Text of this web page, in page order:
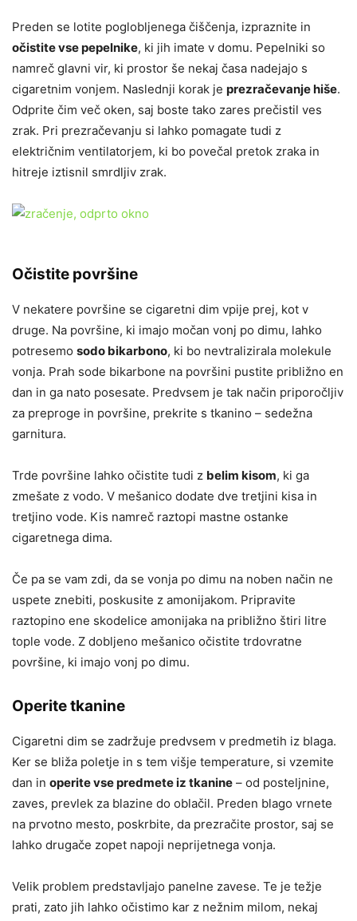
Preden se lotite poglobljenega čiščenja, izpraznite in
očistite vse pepelnike, ki jih imate v domu. Pepelniki so
namreč glavni vir, ki prostor še nekaj časa nadejajo s
cigaretnim vonjem. Naslednji korak je prezračevanje hiše.
Odprite čim več oken, saj boste tako zares prečistil ves
zrak. Pri prezračevanju si lahko pomagate tudi z
električnim ventilatorjem, ki bo povečal pretok zraka in
hitreje iztisnil smrdljiv zrak.
Očistite površine
V nekatere površine se cigaretni dim vpije prej, kot v
druge. Na površine, ki imajo močan vonj po dimu, lahko
potresemo sodo bikarbono, ki bo nevtralizirala molekule
vonja. Prah sode bikarbone na površini pustite približno en
dan in ga nato posesate. Predvsem je tak način priporočljiv
za preproge in površine, prekrite s tkanino – sedežna
garnitura.
Trde površine lahko očistite tudi z belim kisom, ki ga
zmešate z vodo. V mešanico dodate dve tretjini kisa in
tretjino vode. Kis namreč raztopi mastne ostanke
cigaretnega dima.
Če pa se vam zdi, da se vonja po dimu na noben način ne
uspete znebiti, poskusite z amonijakom. Pripravite
raztopino ene skodelice amonijaka na približno štiri litre
tople vode. Z dobljeno mešanico očistite trdovratne
površine, ki imajo vonj po dimu.
Operite tkanine
Cigaretni dim se zadržuje predvsem v predmetih iz blaga.
Ker se bliža poletje in s tem višje temperature, si vzemite
dan in operite vse predmete iz tkanine – od posteljnine,
zaves, prevlek za blazine do oblačil. Preden blago vrnete
na prvotno mesto, poskrbite, da prezračite prostor, saj se
lahko drugače zopet napoji neprijetnega vonja.
Velik problem predstavljajo panelne zavese. Te je težje
prati, zato jih lahko očistimo kar z nežnim milom, nekaj